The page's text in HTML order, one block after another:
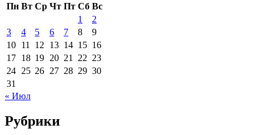
Пн Вт Ср Чт Пт Сб Вс
1
2
3
4 5 6 7 8
9
10 11 12 13 14 15 16
17 18 19 20 21 22 23
24 25 26 27 28 29 30
31
« Июл
Рубрики